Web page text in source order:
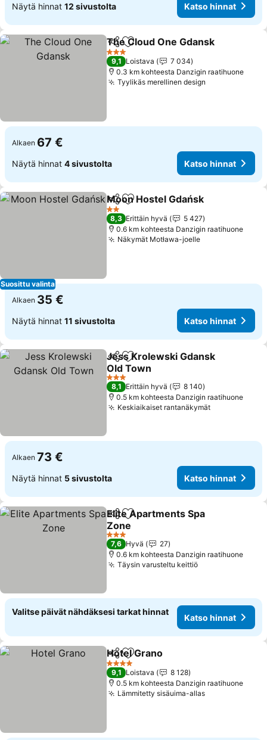
Näytä hinnat 12 sivustolta Katso hinnat
Jaa Lisää suosikkeihin
The Cloud One Gdansk
3 Tähtiluokitus
9,1 Loistava
7 034
0.3 km kohteesta Danzigin raatihuone
Tyylikäs merellinen design
Alkaen 67 €
Näytä hinnat 4 sivustolta Katso hinnat
Suosittu valinta
Jaa Lisää suosikkeihin
Moon Hostel Gdańsk
2 Tähtiluokitus
8,3 Erittäin hyvä
5 427
0.6 km kohteesta Danzigin raatihuone
Näkymät Motława-joelle
Alkaen 35 €
Näytä hinnat 11 sivustolta Katso hinnat
Jaa Lisää suosikkeihin
Jess Krolewski Gdansk
Old Town
3 Tähtiluokitus
8,1 Erittäin hyvä
8 140
0.5 km kohteesta Danzigin raatihuone
Keskiaikaiset rantanäkymät
Alkaen 73 €
Näytä hinnat 5 sivustolta Katso hinnat
Jaa Lisää suosikkeihin
Elite Apartments Spa
Zone
3 Tähtiluokitus
7,6 Hyvä
27
0.6 km kohteesta Danzigin raatihuone
Täysin varusteltu keittiö
Valitse päivät nähdäksesi tarkat hinnat
Katso hinnat
Jaa Lisää suosikkeihin
Hotel Grano
4 Tähtiluokitus
9,1 Loistava
8 128
0.5 km kohteesta Danzigin raatihuone
Lämmitetty sisäuima-allas